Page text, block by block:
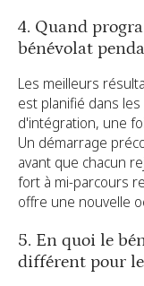
4. Quand
bénévolat
Les meilleurs
est planifié dans
d'intégration, une
Un démarrage
avant que chacun
fort à mi-parcours
offre une nouvelle
5. En quoi le
différent pour